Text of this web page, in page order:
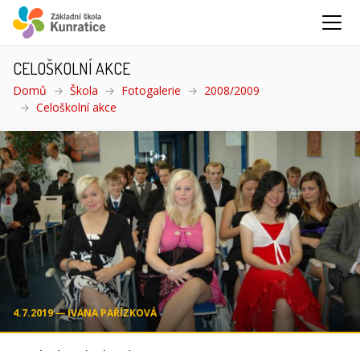
CELOŠKOLNÍ AKCE
Domů Škola Fotogalerie
2008/2009
Celoškolní akce
4.7.2019 ― IVANA PAŘÍZKOVÁ